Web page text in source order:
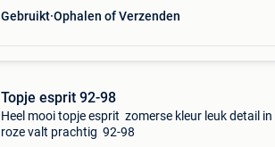
Gebruikt Ophalen of Verzenden
Topje esprit 92-98
Heel mooi topje esprit zomerse kleur leuk detail in
roze valt prachtig 92-98